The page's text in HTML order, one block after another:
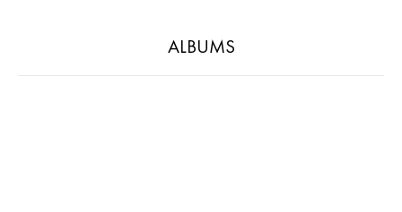
ALBUMS